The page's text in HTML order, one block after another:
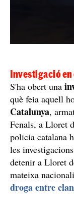
Investigació
S'ha obert una
què feia aquell
Catalunya,
Fenals, a Lloret
policia catalana
les
detenir a Lloret
mateixa
droga entre